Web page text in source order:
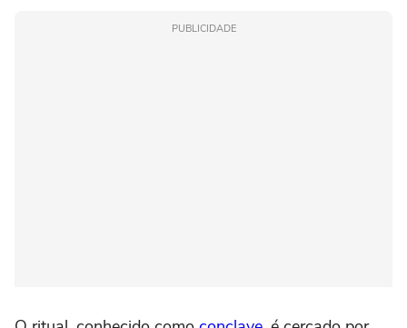
PUBLICIDADE